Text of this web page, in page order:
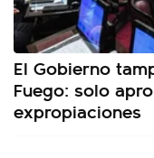
El Gobierno
Fuego: solo
expropiaciones